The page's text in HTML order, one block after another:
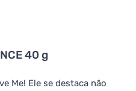
40 g
Me! Ele se destaca não